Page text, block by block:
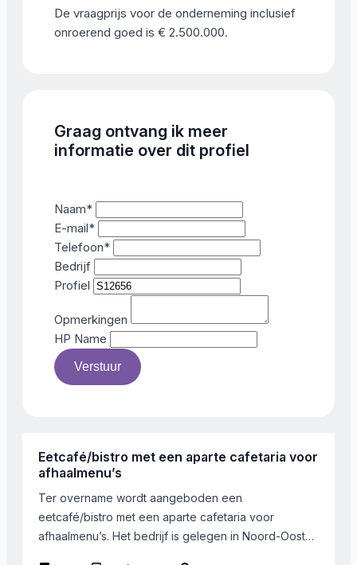
De vraagprijs voor de onderneming inclusief
onroerend goed is € 2.500.000.
Graag ontvang ik meer
informatie over dit profiel
Naam*
E-mail*
Telefoon*
Bedrijf
Profiel
Opmerkingen
HP Name
Verstuur
Eetcafé/bistro met een aparte cafetaria voor
afhaalmenu’s
Ter overname wordt aangeboden een
eetcafé/bistro met een aparte cafetaria voor
afhaalmenu’s. Het bedrijf is gelegen in Noord-Oost